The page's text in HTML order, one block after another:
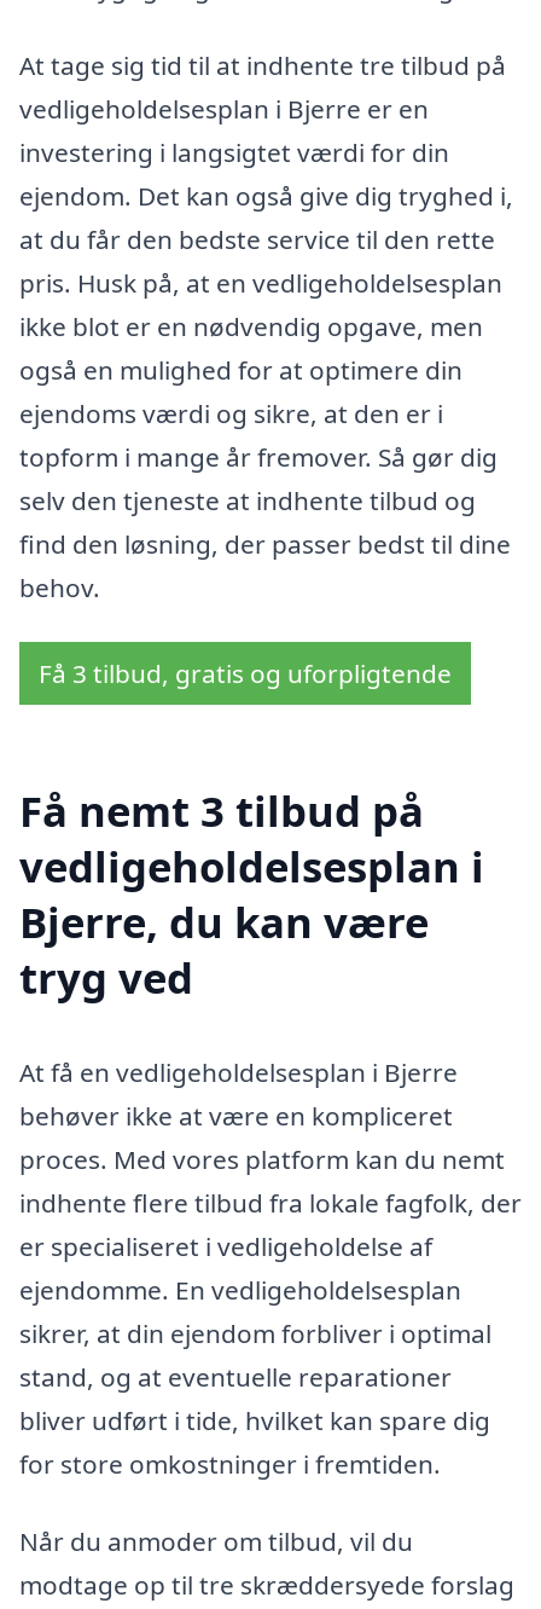
At tage sig tid til at indhente tre tilbud på
vedligeholdelsesplan i Bjerre er en
investering i langsigtet værdi for din
ejendom. Det kan også give dig tryghed i,
at du får den bedste service til den rette
pris. Husk på, at en vedligeholdelsesplan
ikke blot er en nødvendig opgave, men
også en mulighed for at optimere din
ejendoms værdi og sikre, at den er i
topform i mange år fremover. Så gør dig
selv den tjeneste at indhente tilbud og
find den løsning, der passer bedst til dine
behov.
Få 3 tilbud, gratis og uforpligtende
Få nemt 3 tilbud på
vedligeholdelsesplan i
Bjerre, du kan være
tryg ved
At få en vedligeholdelsesplan i Bjerre
behøver ikke at være en kompliceret
proces. Med vores platform kan du nemt
indhente flere tilbud fra lokale fagfolk, der
er specialiseret i vedligeholdelse af
ejendomme. En vedligeholdelsesplan
sikrer, at din ejendom forbliver i optimal
stand, og at eventuelle reparationer
bliver udført i tide, hvilket kan spare dig
for store omkostninger i fremtiden.
Når du anmoder om tilbud, vil du
modtage op til tre skræddersyede forslag